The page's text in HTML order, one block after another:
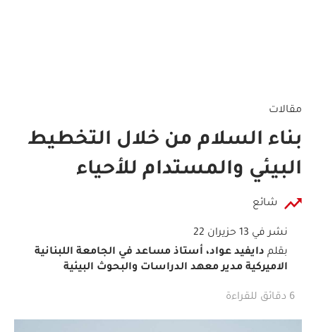
مقالات
بناء السلام من خلال التخطيط
البيئي والمستدام للأحياء
شائع
نشر في 13 حزيران 22
بقلم دايفيد عواد، أستاذ مساعد في الجامعة اللبنانية
الاميركية مدير معهد الدراسات والبحوث البيئية
6 دقائق للقراءة